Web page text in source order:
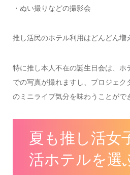
・ぬい撮りなどの撮影会
推し活民のホテル利用はどんどん増
特に推し本人不在の誕生日会は、ホ
での写真が撮れますし、プロジェク
のミニライブ気分を味わうことがで
夏も推し活女
活ホテルを選